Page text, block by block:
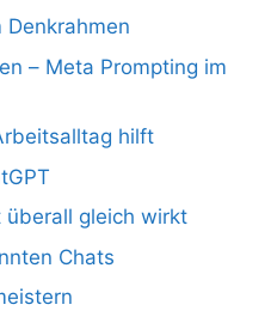
Denkrahmen
– Meta Prompting im
hilft
überall gleich wirkt
Chats